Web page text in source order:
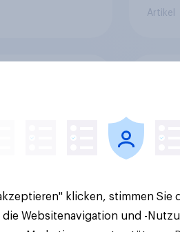
Artikel
klicken, stimmen Sie
die Websitenavigation und -